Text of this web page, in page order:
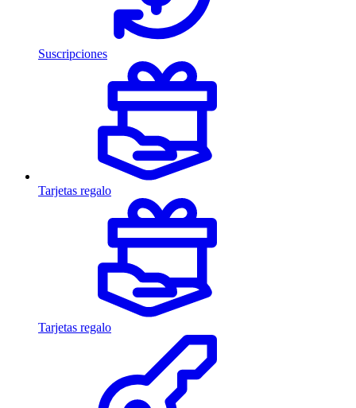
Suscripciones
Tarjetas regalo
Tarjetas regalo